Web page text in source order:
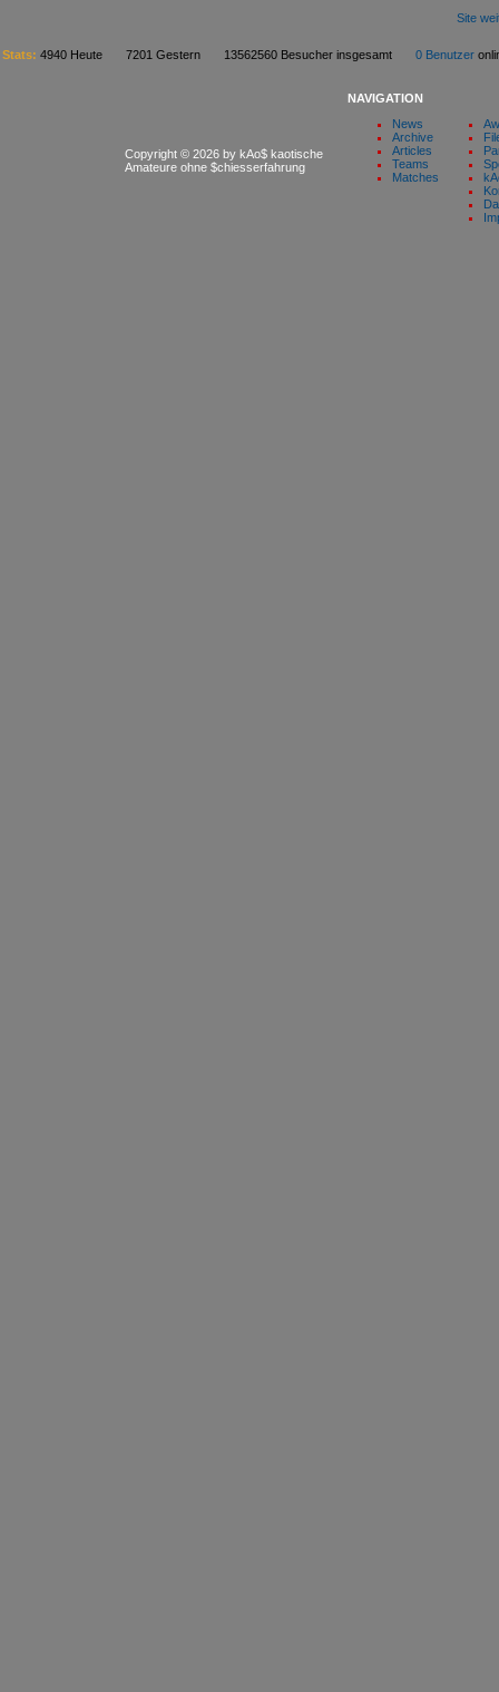
Site
Stats: 4940 Heute 7201 Gestern 13562560 Besucher insgesamt 0 Benutzer
Copyright © 2026 by kAo$ kaotische
Amateure ohne $chiesserfahrung
NAVIGATION
News
Archive
Articles
Teams
Matches